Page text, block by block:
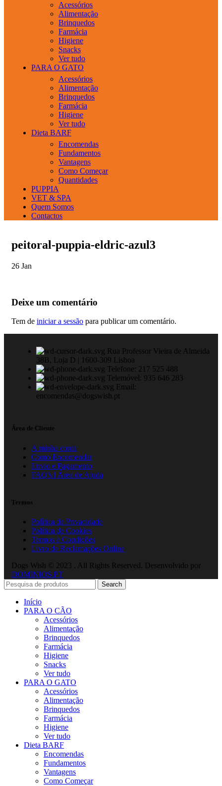
Acessórios
Alimentação
Brinquedos
Farmácia
Higiene
Snacks
Ver tudo
PARA O GATO
Acessórios
Alimentação
Brinquedos
Farmácia
Higiene
Ver tudo
Dieta BARF
Encomendas
Fundamentos
Vantagens
Como Começar
Quantidades
PUPPIA
VET & SPA
Quem Somos
Contactos
peitoral-puppia-eldric-azul3
26 Jan
Deixe um comentário
Tem de iniciar a sessão para publicar um comentário.
Rua Professor Vieira de Almeida
38B, Loja D | 1600-309 Lisboa
Telefone: 217 525 488
Telemóvel: 935 646 283
Email:
encomendas@dogswish.pt
Área de Cliente
A minha conta
Como Encomendar
Envio e Pagamento
FAQ’s | Área de Ajuda
Termos
Política de Privacidade
Política de Cookies
Termos e Condições
Livro de Reclamações Online
Dogs Wish © 2023 . All Rights Reserved. Desenvolvido por
DOMINIOS.PT
Search
Início
PARA O CÃO
Acessórios
Alimentação
Brinquedos
Farmácia
Higiene
Snacks
Ver tudo
PARA O GATO
Acessórios
Alimentação
Brinquedos
Farmácia
Higiene
Ver tudo
Dieta BARF
Encomendas
Fundamentos
Vantagens
Como Começar